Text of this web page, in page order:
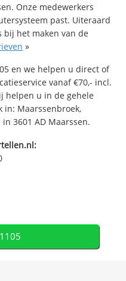
Onze medewerkers
past. Uiteraard
bij het maken van de
»
en we helpen u direct of
vanaf €70,- incl.
helpen u in de gehele
in: Maarssenbroek,
3601 AD Maarssen.